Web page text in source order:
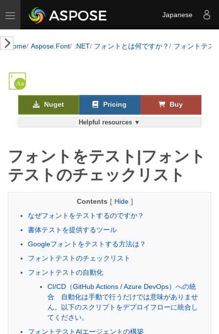
Toggle navigation Japanese
Home Aspose.Font .NET フォントとは何ですか？ フォントテス
Helpful resources ▼
Nuget Pricing Buy
フォントをテスト|フォント
テストのチェックリスト
Contents [ Hide ]
なぜフォントをテストするのですか？
書体テストを提供するツール
Googleフォントをテストする方法は？
フォントテストのチェックリスト
フォントテストの自動化
CI/CD（GitHub Actions / Azure DevOps）への統
合 自動化は手動で行うだけでは意味がありませ
ん。以下のスクリプトをデプロイフローに統合し
てください。
フォントテストAIエージェントの構築